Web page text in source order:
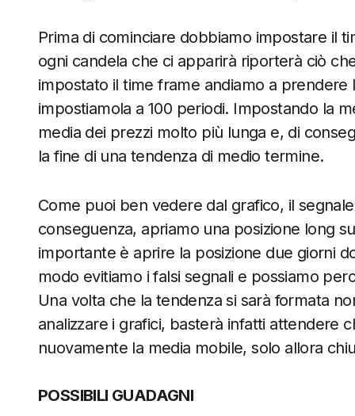
Prima di cominciare dobbiamo impostare il
ogni candela che ci apparirà riporterà ciò
impostato il time frame andiamo a
impostiamola a 100 periodi. Impostando la
media dei prezzi molto più lunga e, di
la fine di una tendenza di medio termine.
Come puoi ben vedere dal grafico, il
conseguenza, apriamo una posizione long
importante è aprire la posizione due giorni
modo evitiamo i falsi segnali e possiamo
Una volta che la tendenza si sarà formata
analizzare i grafici, basterà infatti attendere
nuovamente la media mobile, solo allora
POSSIBILI GUADAGNI